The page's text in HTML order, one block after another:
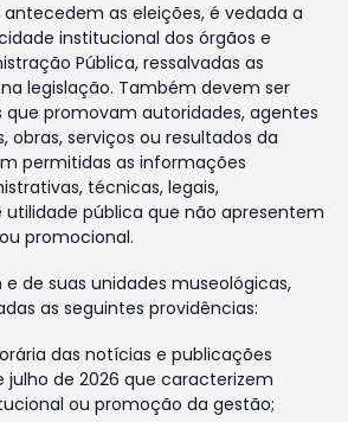
antecedem as eleições, é vedada a
institucional dos órgãos e
Pública, ressalvadas as
legislação. Também devem ser
promovam autoridades, agentes
obras, serviços ou resultados da
permitidas as informações
técnicas, legais,
pública que não apresentem
promocional.
de suas unidades museológicas,
as seguintes providências:
das notícias e publicações
julho de 2026 que caracterizem
ou promoção da gestão;